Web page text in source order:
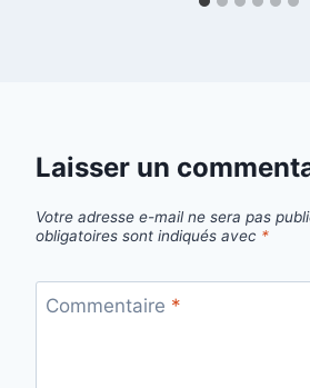
Laisser un
Votre adresse e-mail ne sera pas
obligatoires sont indiqués avec *
Commentaire *